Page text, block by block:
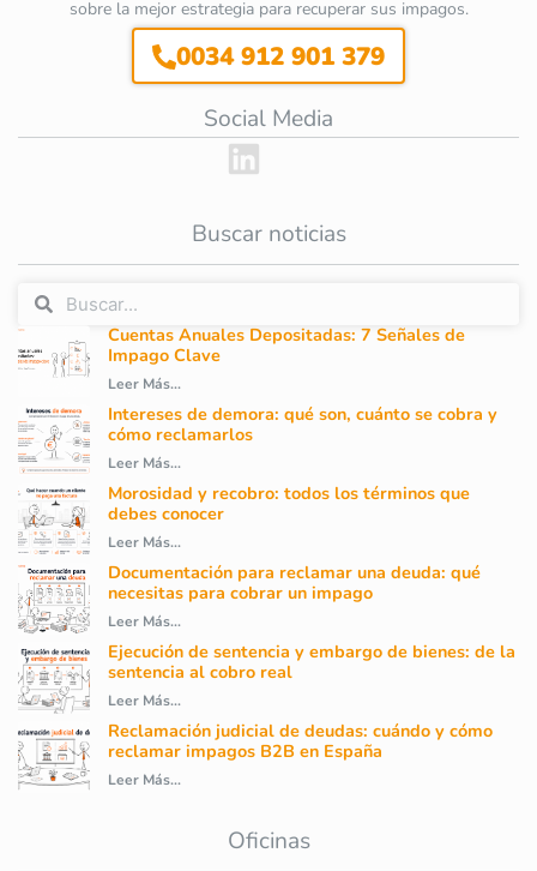
sobre la mejor estrategia para recuperar sus impagos.
0034 912 901 379
Social Media
Buscar noticias
Cuentas Anuales Depositadas: 7 Señales de
Impago Clave
Leer Más...
Intereses de demora: qué son, cuánto se cobra y
cómo reclamarlos
Leer Más...
Morosidad y recobro: todos los términos que
debes conocer
Leer Más...
Documentación para reclamar una deuda: qué
necesitas para cobrar un impago
Leer Más...
Ejecución de sentencia y embargo de bienes: de la
sentencia al cobro real
Leer Más...
Reclamación judicial de deudas: cuándo y cómo
reclamar impagos B2B en España
Leer Más...
Oficinas